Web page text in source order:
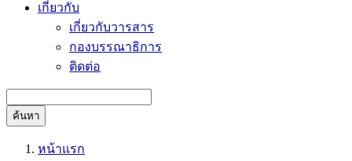
เกี่ยวกับ
เกี่ยวกับวารสาร
กองบรรณาธิการ
ติดต่อ
ค้นหา
หน้าแรก